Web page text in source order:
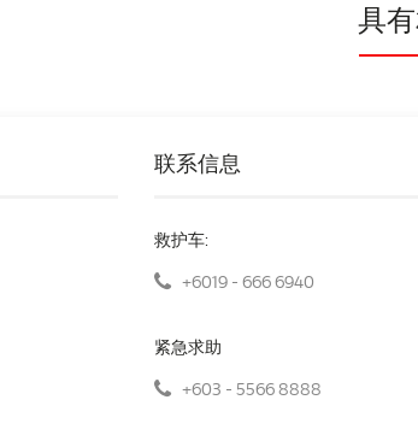
具
联系信息
救护车:
+6019 - 666 6940
紧急求助
+603 - 5566 8888